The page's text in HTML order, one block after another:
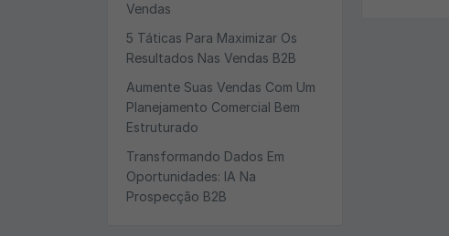
Vendas
5 Táticas Para Maximizar Os
Resultados Nas Vendas B2B
Aumente Suas Vendas Com Um
Planejamento Comercial Bem
Estruturado
Transformando Dados Em
Oportunidades: IA Na
Prospecção B2B